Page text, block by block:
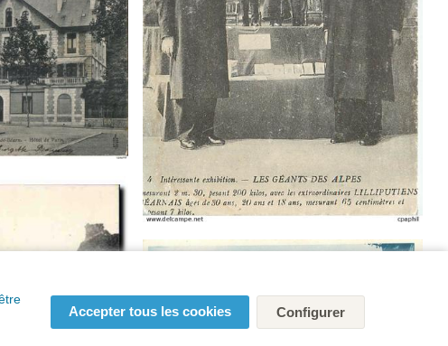
Accepter tous les cookies Configurer